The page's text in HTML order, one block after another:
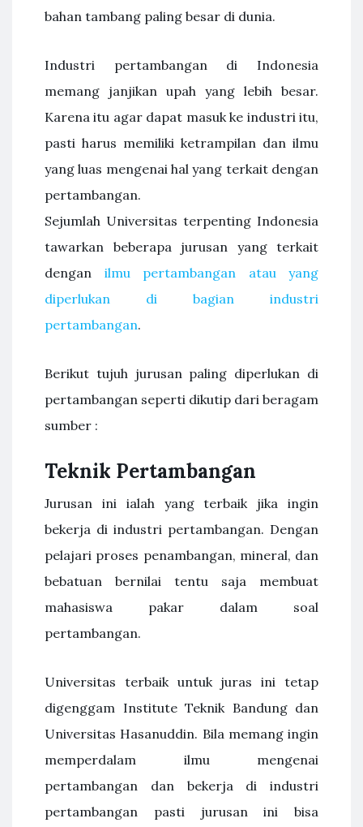
bahan tambang paling besar di dunia.
Industri pertambangan di Indonesia
memang janjikan upah yang lebih besar.
Karena itu agar dapat masuk ke industri itu,
pasti harus memiliki ketrampilan dan ilmu
yang luas mengenai hal yang terkait dengan
pertambangan.
Sejumlah Universitas terpenting Indonesia
tawarkan beberapa jurusan yang terkait
dengan ilmu pertambangan atau yang
diperlukan di bagian industri
pertambangan.
Berikut tujuh jurusan paling diperlukan di
pertambangan seperti dikutip dari beragam
sumber :
Teknik Pertambangan
Jurusan ini ialah yang terbaik jika ingin
bekerja di industri pertambangan. Dengan
pelajari proses penambangan, mineral, dan
bebatuan bernilai tentu saja membuat
mahasiswa pakar dalam soal
pertambangan.
Universitas terbaik untuk juras ini tetap
digenggam Institute Teknik Bandung dan
Universitas Hasanuddin. Bila memang ingin
memperdalam ilmu mengenai
pertambangan dan bekerja di industri
pertambangan pasti jurusan ini bisa